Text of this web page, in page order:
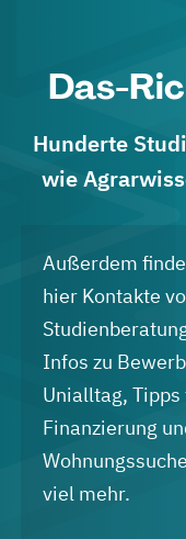
Das-
Hunderte
wie
Außerdem
hier Kontakte
Infos zu
Unialltag, Tipps
Finanzierung
viel mehr.